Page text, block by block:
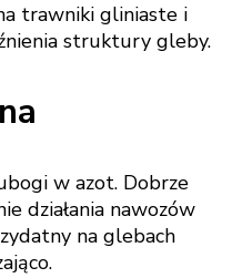
trawniki gliniaste i
struktury gleby.
w azot. Dobrze
działania nawozów
na glebach